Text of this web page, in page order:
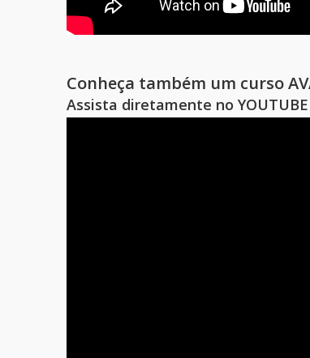
Conheça também um curso
Assista diretamente no YOUTUBE